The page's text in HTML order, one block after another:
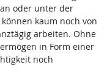
oder unter der
kaum noch von
arbeiten. Ohne
in Form einer
noch